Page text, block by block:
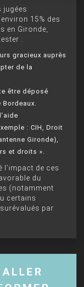
jugées
15% des
en Gironde,
:
gracieux auprès
de la
être déposé
: CIH, Droit
Gironde),
et droits ».
l’impact de ces
du
(notamment
certains
par